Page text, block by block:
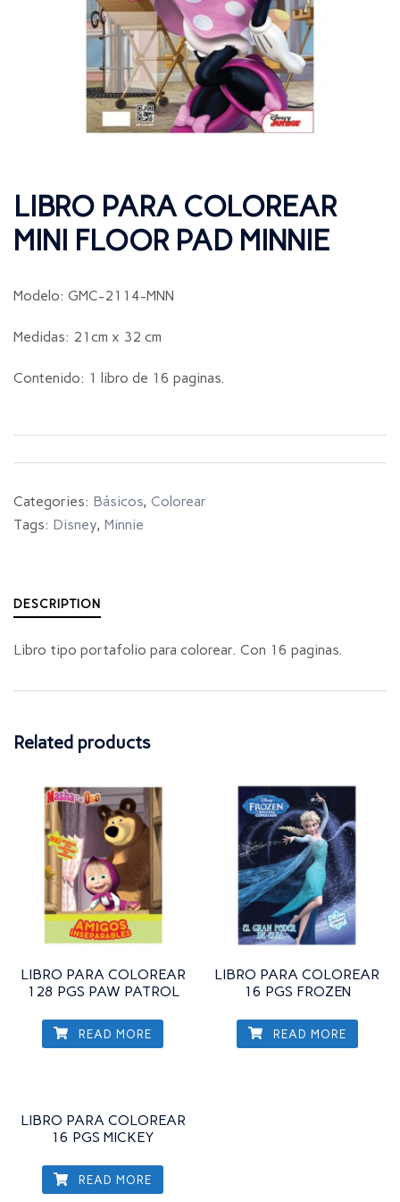
LIBRO PARA COLOREAR
MINI FLOOR PAD MINNIE
Modelo: GMC-2114-MNN
Medidas: 21cm x 32 cm
Contenido: 1 libro de 16 paginas.
Categories: Básicos, Colorear
Tags: Disney, Minnie
DESCRIPTION
Libro tipo portafolio para colorear. Con 16 paginas.
Related products
LIBRO PARA COLOREAR
128 PGS PAW PATROL
READ MORE
LIBRO PARA COLOREAR
16 PGS FROZEN
READ MORE
LIBRO PARA COLOREAR
16 PGS MICKEY
READ MORE